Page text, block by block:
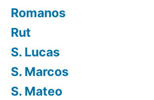
Romanos
Rut
S. Lucas
S. Marcos
S. Mateo